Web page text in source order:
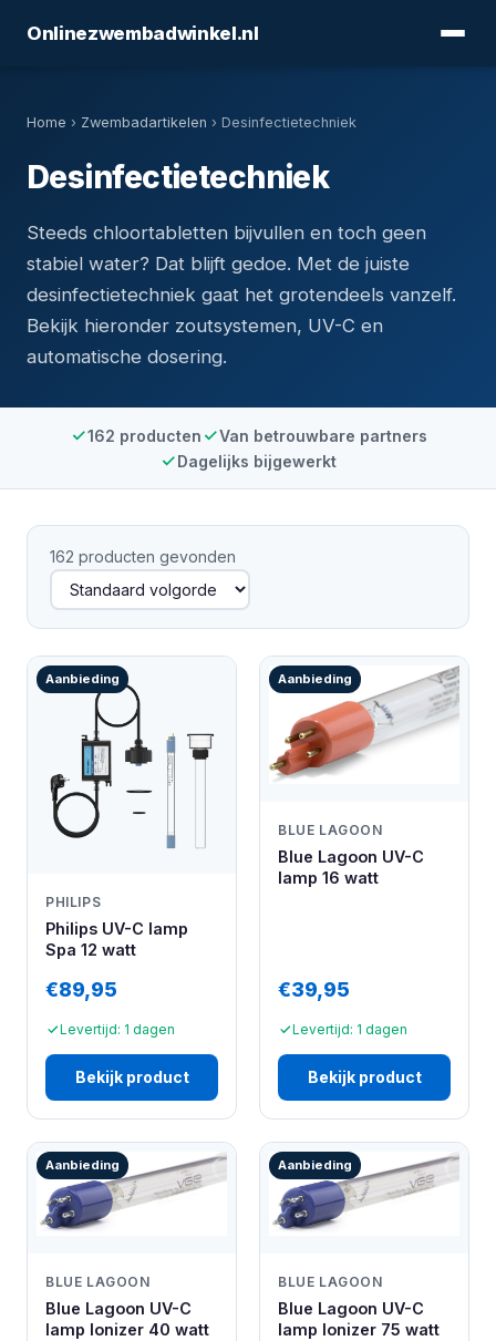
Onlinezwembadwinkel.nl
Home › Zwembadartikelen › Desinfectietechniek
Desinfectietechniek
Steeds chloortabletten bijvullen en toch geen
stabiel water? Dat blijft gedoe. Met de juiste
desinfectietechniek gaat het grotendeels vanzelf.
Bekijk hieronder zoutsystemen, UV-C en
automatische dosering.
162 producten
Van betrouwbare partners
Dagelijks bijgewerkt
162 producten gevonden
Aanbieding
PHILIPS
Philips UV-C lamp
Spa 12 watt
€89,95
Levertijd: 1 dagen
Bekijk product
Aanbieding
BLUE LAGOON
Blue Lagoon UV-C
lamp 16 watt
€39,95
Levertijd: 1 dagen
Bekijk product
Aanbieding
BLUE LAGOON
Blue Lagoon UV-C
lamp Ionizer 40 watt
Aanbieding
BLUE LAGOON
Blue Lagoon UV-C
lamp Ionizer 75 watt